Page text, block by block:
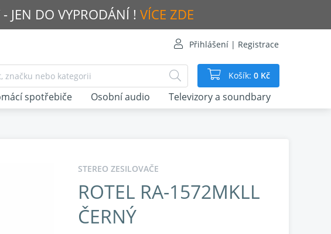
JEN DO VYPRODÁNÍ ! VÍCE ZDE
Přihlášení | Registrace
Košík: 0 Kč
STEREO ZESILOVAČE
ROTEL RA-1572MKLL
ČERNÝ
spotřebiče Osobní audio Televizory a soundbary